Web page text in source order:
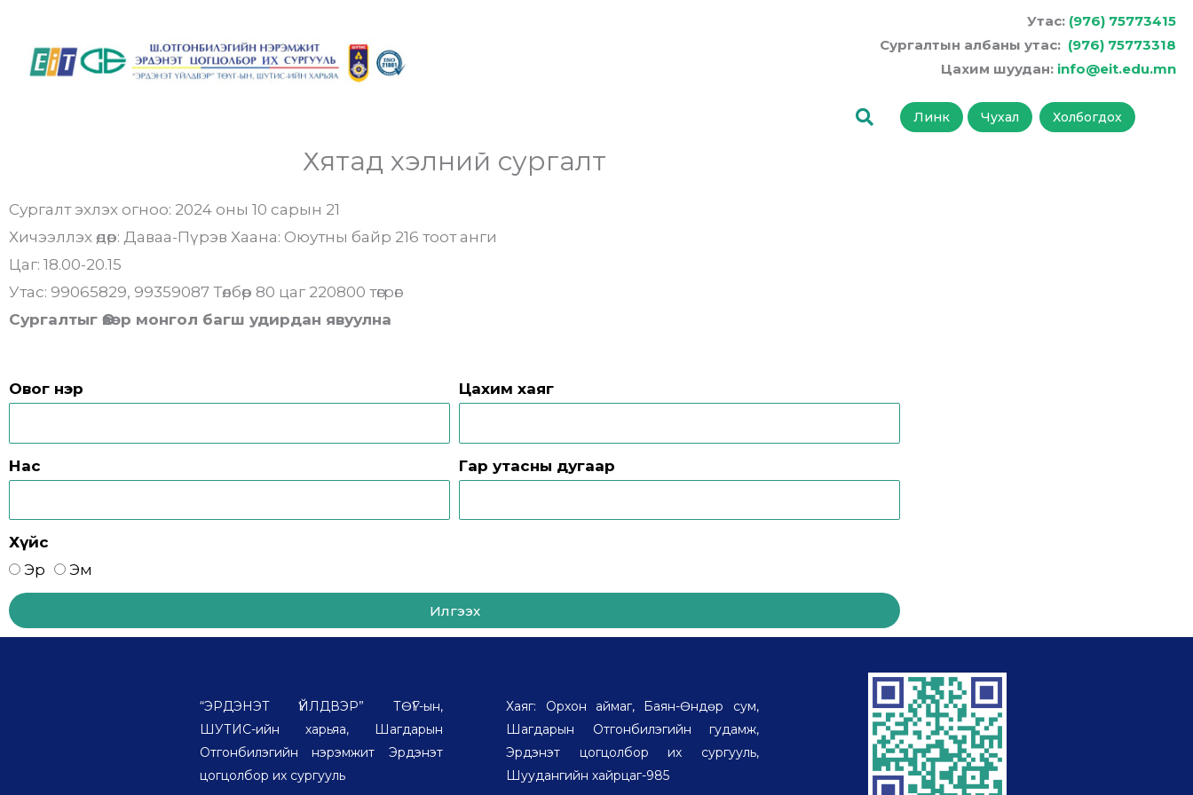
content
Утас: (976) 75773415
Сургалтын албаны утас: (976) 75773318
Цахим шуудан: info@eit.edu.mn
Линк Чухал Холбогдох
Хятад хэлний сургалт
Сургалт эхлэх огноо: 2024 оны 10 сарын 21
Хичээллэх өдөр: Даваа-Пүрэв Хаана: Оюутны байр 216 тоот анги
Цаг: 18.00-20.15
Утас: 99065829, 99359087 Төлбөр 80 цаг 220800 төгрөг
Сургалтыг Өвөр монгол багш удирдан явуулна
Овог нэр Цахим хаяг
Нас Гар утасны дугаар
Хүйс
Эр
Эм
Илгээх
“ЭРДЭНЭТ ҮЙЛДВЭР” ТӨҮГ-ын,
ШУТИС-ийн харьяа, Шагдарын
Отгонбилэгийн нэрэмжит Эрдэнэт
цогцолбор их сургууль
Хаяг: Орхон аймаг, Баян-Өндөр сум,
Шагдарын Отгонбилэгийн гудамж,
Эрдэнэт цогцолбор их сургууль,
Шуудангийн хайрцаг-985